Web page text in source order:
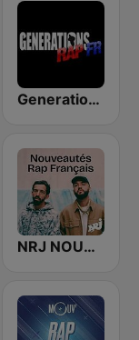
Generations Rap FR
NRJ NOUVEAUTES RAP FRANCAIS